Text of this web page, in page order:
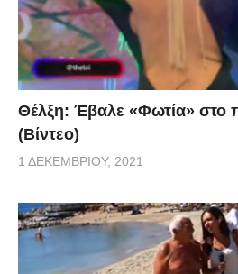
Θέλξη: Έβαλε «Φωτία» στο
(Βίντεο)
1 ΔΕΚΕΜΒΡΊΟΥ, 2021